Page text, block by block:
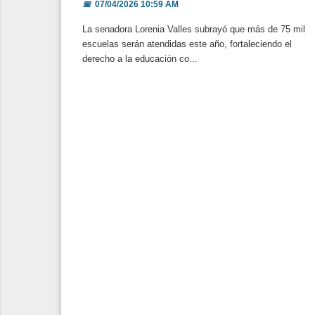
📅07/04/2026 10:59 AM
La senadora Lorenia Valles subrayó que más de 75 mil
escuelas serán atendidas este año, fortaleciendo el
derecho a la educación co...